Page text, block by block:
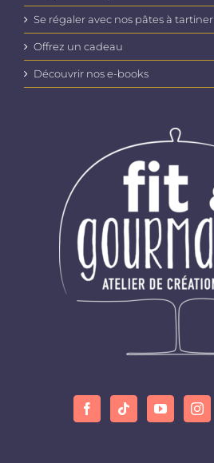
Se régaler avec nos pâtes à tartiner
Offrez un cadeau
Découvrir nos e-books